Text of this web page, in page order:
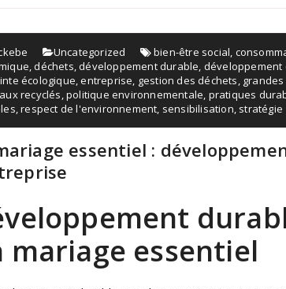
Uncategorized bien-être social,
,déchets,développement durable,
écologique,entreprise, gestion des déchets,
recyclés,politique environnementale, pratiques
,respect de l'environnement, sensibilisation, stratégie
essentiel :
mariage essentiel